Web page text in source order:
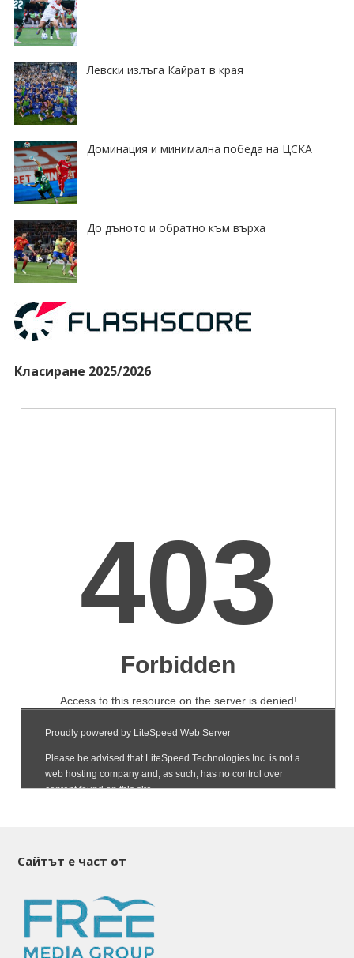
Левски излъга Кайрат в края
Доминация и минимална победа на ЦСКА
До дъното и обратно към върха
Класиране 2025/2026
Сайтът е част от